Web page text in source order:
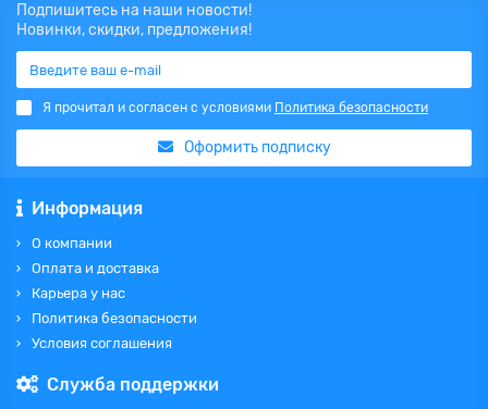
Подпишитесь на наши новости!
Новинки, скидки, предложения!
Я прочитал и согласен с условиями Политика безопасности
Оформить подписку
Информация
О компании
Оплата и доставка
Карьера у нас
Политика безопасности
Условия соглашения
Служба поддержки